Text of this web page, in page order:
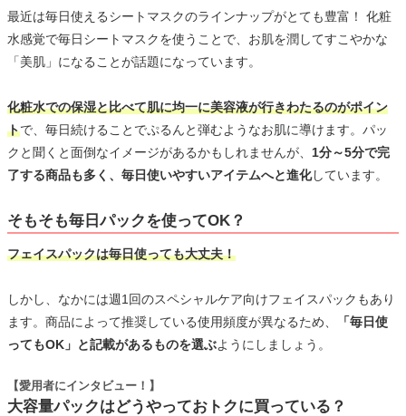
最近は毎日使えるシートマスクのラインナップがとても豊富！ 化粧
水感覚で毎日シートマスクを使うことで、お肌を潤してすこやかな
「美肌」になることが話題になっています。
化粧水での保湿と比べて肌に均一に美容液が行きわたるのがポイン
トで、毎日続けることでぷるんと弾むようなお肌に導けます。パッ
クと聞くと面倒なイメージがあるかもしれませんが、 1分～5分で完
了する商品も多く、毎日使いやすいアイテムへと進化しています。
そもそも毎日パックを使ってOK？
フェイスパックは毎日使っても大丈夫！
しかし、なかには週1回のスペシャルケア向けフェイスパックもあり
ます。商品によって推奨している使用頻度が異なるため、
「毎日使
ってもOK」と記載があるものを選ぶようにしましょう。
大容量パックはどうやっておトクに買っている？
【愛用者にインタビュー！】